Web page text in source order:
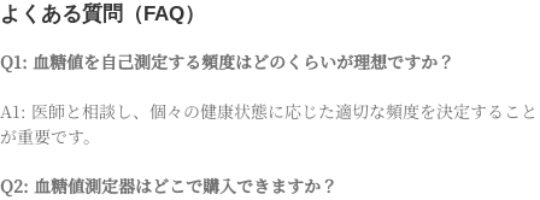
よくある質問（FAQ）
Q1: 血糖値を自己測定する頻度はどのくらいが理想ですか？
A1: 医師と相談し、個々の健康状態に応じた適切な頻度を決定すること
が重要です。
Q2: 血糖値測定器はどこで購入できますか？